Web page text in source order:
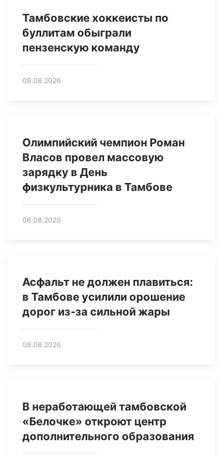
Тамбовские хоккеисты по
буллитам обыграли
пензенскую команду
08.08.2026
Олимпийский чемпион Роман
Власов провел массовую
зарядку в День
физкультурника в Тамбове
08.08.2026
Асфальт не должен плавиться:
в Тамбове усилили орошение
дорог из‑за сильной жары
08.08.2026
В неработающей тамбовской
«Белочке» откроют центр
дополнительного образования